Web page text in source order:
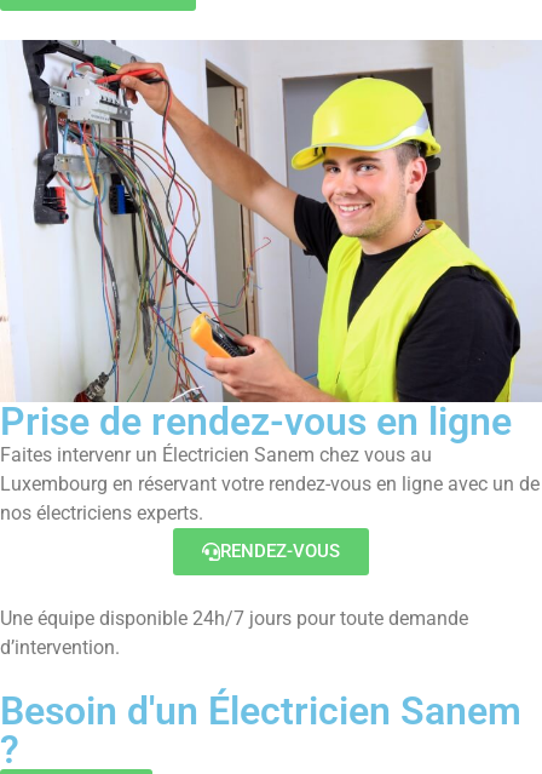
Prise de rendez-vous en ligne
Faites intervenr un Électricien Sanem chez vous au
Luxembourg en réservant votre rendez-vous en ligne avec un de
nos électriciens experts.
RENDEZ-VOUS
Une équipe disponible 24h/7 jours pour toute demande
d’intervention.
Besoin d'un Électricien Sanem
?